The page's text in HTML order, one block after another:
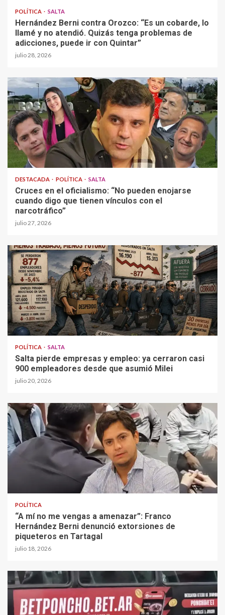
POLÍTICA SALTA
Hernández Berni contra Orozco: “Es un cobarde, lo
llamé y no atendió. Quizás tenga problemas de
adicciones, puede ir con Quintar”
julio 28, 2026
DESTACADA POLÍTICA SALTA
Cruces en el oficialismo: “No pueden enojarse
cuando digo que tienen vínculos con el
narcotráfico”
julio 27, 2026
POLÍTICA SALTA
Salta pierde empresas y empleo: ya cerraron casi
900 empleadores desde que asumió Milei
julio 20, 2026
POLÍTICA
“A mí no me vengas a amenazar”: Franco
Hernández Berni denunció extorsiones de
piqueteros en Tartagal
julio 18, 2026